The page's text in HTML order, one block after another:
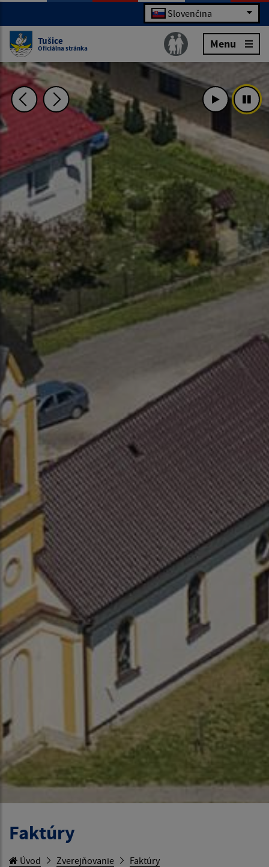
Slovenčina
Tušice
Oficiálna stránka Menu
Faktúry
Úvod Zverejňovanie Faktúry